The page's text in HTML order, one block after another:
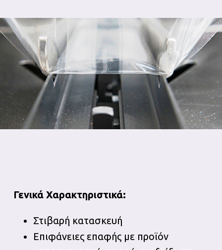
Γενικά Χαρακτηριστικά:
Στιβαρή κατασκευή
Επιφάνειες επαφής με προϊόν